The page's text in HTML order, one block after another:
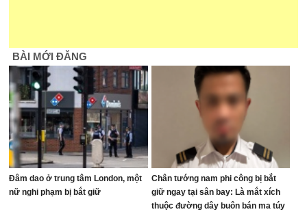
BÀI MỚI ĐĂNG
Đâm dao ở trung tâm London, một
nữ nghi phạm bị bắt giữ
Chân tướng nam phi công bị bắt
giữ ngay tại sân bay: Là mắt xích
thuộc đường dây buôn bán ma túy